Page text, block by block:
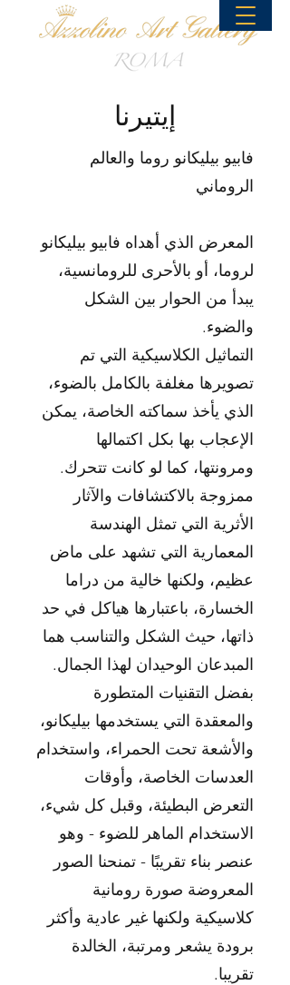
إيتيرنا
فابيو بيليكانو روما والعالم
الروماني
المعرض الذي أهداه فابيو بيليكانو
لروما، أو بالأحرى للرومانسية،
يبدأ من الحوار بين الشكل
والضوء.
التماثيل الكلاسيكية التي تم
تصويرها مغلفة بالكامل بالضوء،
الذي يأخذ سماكته الخاصة، يمكن
الإعجاب بها بكل اكتمالها
ومرونتها، كما لو كانت تتحرك.
ممزوجة بالاكتشافات والآثار
الأثرية التي تمثل الهندسة
المعمارية التي تشهد على ماض
عظيم، ولكنها خالية من دراما
الخسارة، باعتبارها هياكل في حد
ذاتها، حيث الشكل والتناسب هما
المبدعان الوحيدان لهذا الجمال.
بفضل التقنيات المتطورة
والمعقدة التي يستخدمها بيليكانو،
والأشعة تحت الحمراء، واستخدام
العدسات الخاصة، وأوقات
التعرض البطيئة، وقبل كل شيء،
الاستخدام الماهر للضوء - وهو
عنصر بناء تقريبًا - تمنحنا الصور
المعروضة صورة رومانية
كلاسيكية ولكنها غير عادية وأكثر
برودة يشعر ومرتبة، الخالدة
تقريبا.